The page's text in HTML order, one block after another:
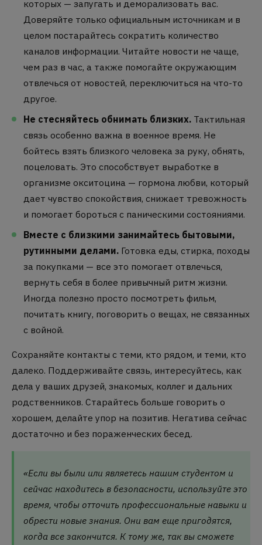
которых — запугать и деморализовать вас.
Доверяйте только официальным источникам и в
целом постарайтесь сократить количество
каналов информации. Читайте новости не чаще,
чем раз в час, а также помогайте окружающим
отвлечься от новостей, переключиться на что-то
другое.
Не стесняйтесь обнимать близких. Тактильная
связь особенно важна в военное время. Не
бойтесь взять близкого человека за руку, обнять,
поцеловать. Это способствует выработке в
организме окситоцина — гормона любви, который
дает чувство спокойствия, снижает тревожность
и помогает бороться с паническими состояниями.
Вместе с близкими занимайтесь бытовыми,
рутинными делами. Готовка еды, стирка, походы
за покупками — все это помогает отвлечься,
вернуть себя в более привычный ритм жизни.
Иногда полезно просто посмотреть фильм,
почитать книгу, поговорить о вещах, не связанных
с войной.
Сохраняйте контакты с теми, кто рядом, и теми, кто
далеко. Поддерживайте связь, интересуйтесь, как
дела у ваших друзей, знакомых, коллег и дальних
родственников. Старайтесь больше говорить о
хорошем, делайте упор на позитив. Негатива сейчас
достаточно и без пораженческих бесед.
«Если вы были или являетесь нашим студентом и
сейчас находитесь в безопасности, используйте это
время, чтобы отточить профессиональные навыки и
обрести новые знания. Они вам еще пригодятся,
когда все закончится. К тому же, так вы сможете